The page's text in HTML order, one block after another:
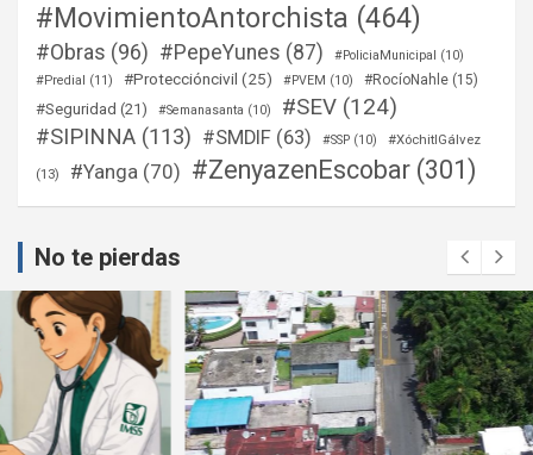
#MovimientoAntorchista (464)
#Obras (96) #PepeYunes (87) #PoliciaMunicipal
(10)
#Predial
(11) #Proteccióncivil (25) #PVEM (10) #RocíoNahle (15)
#Seguridad (21) #Semanasanta (10) #SEV (124)
#SIPINNA (113) #SMDIF (63) #SSP (10) #XóchitlGálvez
(13) #Yanga (70) #ZenyazenEscobar (301)
No te pierdas